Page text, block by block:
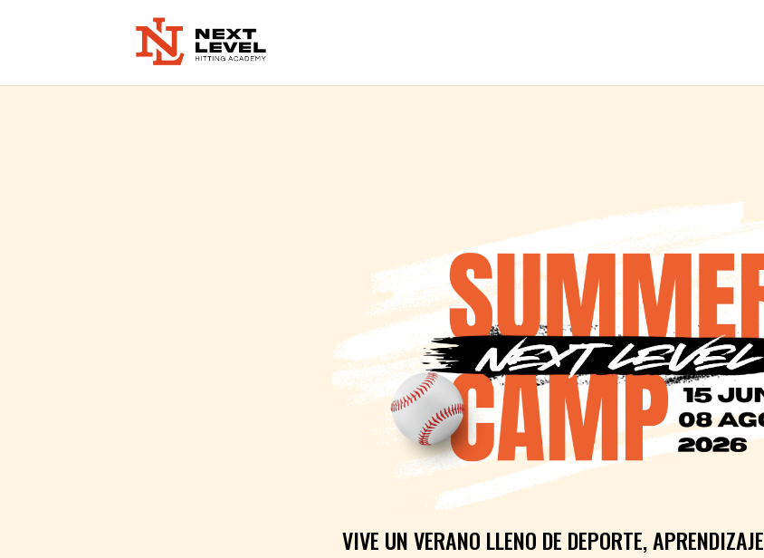
VIVE UN VERANO LLENO DE DEPORTE, APRENDIZAJE